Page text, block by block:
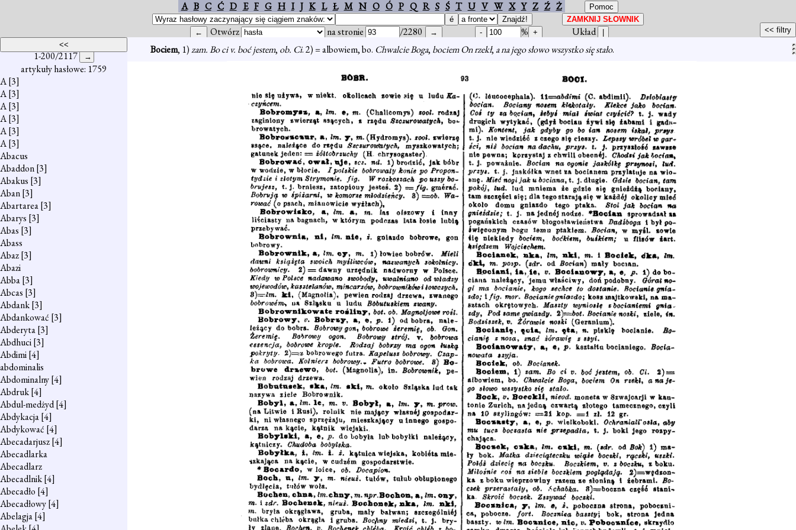
A B C Ć D E F G H I J K L Ł M N O Ó P Q R S Ś T U V W X Y Z Ź Ż
Otwórz na stronie /2280 %
Układ
1-200/2117
artykuły hasłowe: 1759
A[3]
A[3]
A[3]
A[3]
A[3]
A[3]
Abacus
Abaddon[3]
Abakus [3]
Aban[3]
Abartarea[3]
Abarys [3]
Abas [3]
Abass
Abaz[3]
Abazi
Abba[3]
Abcas [3]
Abdank[3]
Abdankować [3]
Abderyta[3]
Abdhuci[3]
Abdimi[4]
abdominalis
Abdominalny[4]
Abdruk[4]
Abdul-medżyd[4]
Abdykacja[4]
Abdykować [4]
Abecadarjusz[4]
Abecadlarka
Abecadlarz
Abecadlnik[4]
Abecadło [4]
Abecadłowy[4]
Abelagja[4]
Bociem, 1)zam. Bo ci v. boć jestem, ob. Ci. 2) = albowiem, bo. Chwalcie Boga, bociem On rzekł, a na jego słowo wszystko się stało.